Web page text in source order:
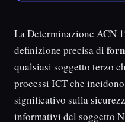
La Determinazione ACN
definizione precisa di
qualsiasi soggetto terzo
processi ICT che
significativo sulla
informativi del soggetto